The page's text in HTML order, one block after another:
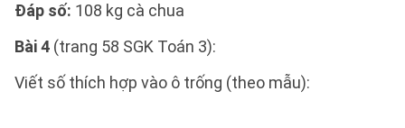
Đáp số: 108 kg cà chua
Bài 4 (trang 58 SGK Toán 3):
Viết số thích hợp vào ô trống (theo mẫu):